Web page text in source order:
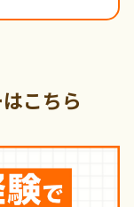
こちら